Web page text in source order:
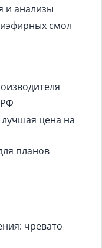
и анализы
смол
лучшая цена на
планов
чревато